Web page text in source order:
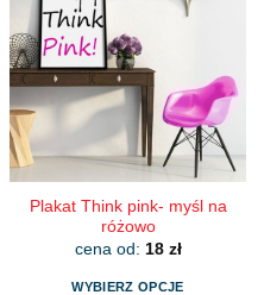
wariantów.
Opcje
można
wybrać
na
stronie
produktu
Plakat Think pink- myśl na
różowo
cena od: 18 zł
WYBIERZ OPCJE